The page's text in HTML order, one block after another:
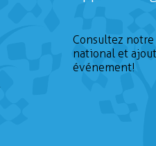
Consultez
national et
événement!